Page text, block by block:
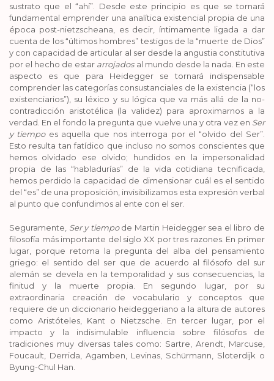
sustrato que el “ahí”. Desde este principio es que se tornará
fundamental emprender una analítica existencial propia de una
época post-nietzscheana, es decir, íntimamente ligada a dar
cuenta de los “últimos hombres” testigos de la “muerte de Dios”
y con capacidad de articular al ser desde la angustia constitutiva
por el hecho de estar arrojadosal mundo desde la nada. En este
aspecto es que para Heidegger se tornará indispensable
comprender las categorías consustanciales de la existencia (“los
existenciarios”), su léxico y su lógica que va más allá de la no-
contradicción aristotélica (la validez) para aproximarnos a la
verdad. En el fondo la pregunta que vuelve una y otra vez en Ser
y tiempoes aquella que nos interroga por el “olvido del Ser”.
Esto resulta tan fatídico que incluso no somos conscientes que
hemos olvidado ese olvido; hundidos en la impersonalidad
propia de las “habladurías” de la vida cotidiana tecnificada,
hemos perdido la capacidad de dimensionar cuál es el sentido
del “es” de una proposición, invisibilizamos esta expresión verbal
al punto que confundimos al ente con el ser.
Seguramente, Ser y tiempode Martin Heidegger sea el libro de
filosofía más importante del siglo XX por tres razones. En primer
lugar, porque retoma la pregunta del alba del pensamiento
griego: el sentido del ser que de acuerdo al filósofo del sur
alemán se devela en la temporalidad y sus consecuencias, la
finitud y la muerte propia. En segundo lugar, por su
extraordinaria creación de vocabulario y conceptos que
requiere de un diccionario heideggeriano a la altura de autores
como Aristóteles, Kant o Nietzsche. En tercer lugar, por el
impacto y la indisimulable influencia sobre filósofos de
tradiciones muy diversas tales como: Sartre, Arendt, Marcuse,
Foucault, Derrida, Agamben, Levinas, Schürmann, Sloterdijk o
Byung-Chul Han.